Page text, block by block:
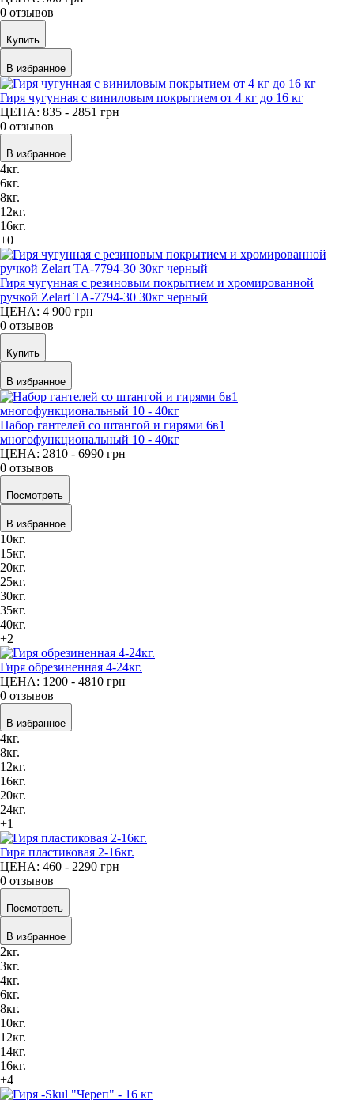
0 отзывов
Купить
В избранное
Гиря чугунная с виниловым покрытием от 4 кг до 16 кг
ЦЕНА: 835 - 2851 грн
0 отзывов
В избранное
4кг.
6кг.
8кг.
12кг.
16кг.
+0
Гиря чугунная с резиновым покрытием и хромированной
ручкой Zelart TA-7794-30 30кг черный
ЦЕНА: 4 900 грн
0 отзывов
Купить
В избранное
Набор гантелей со штангой и гирями 6в1
многофункциональный 10 - 40кг
ЦЕНА: 2810 - 6990 грн
0 отзывов
Посмотреть
В избранное
10кг.
15кг.
20кг.
25кг.
30кг.
35кг.
40кг.
+2
Гиря обрезиненная 4-24кг.
ЦЕНА: 1200 - 4810 грн
0 отзывов
В избранное
4кг.
8кг.
12кг.
16кг.
20кг.
24кг.
+1
Гиря пластиковая 2-16кг.
ЦЕНА: 460 - 2290 грн
0 отзывов
Посмотреть
В избранное
2кг.
3кг.
4кг.
6кг.
8кг.
10кг.
12кг.
14кг.
16кг.
+4